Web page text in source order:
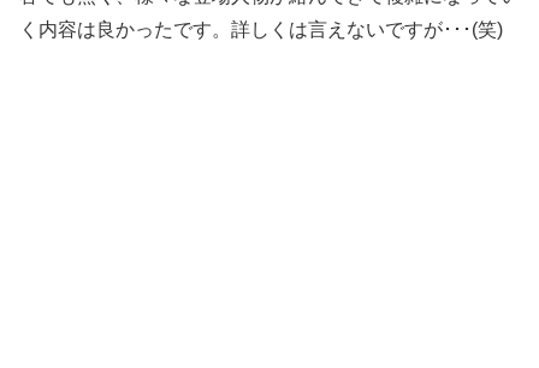
く内容は良かったです。詳しくは言えないですが･･･(笑)